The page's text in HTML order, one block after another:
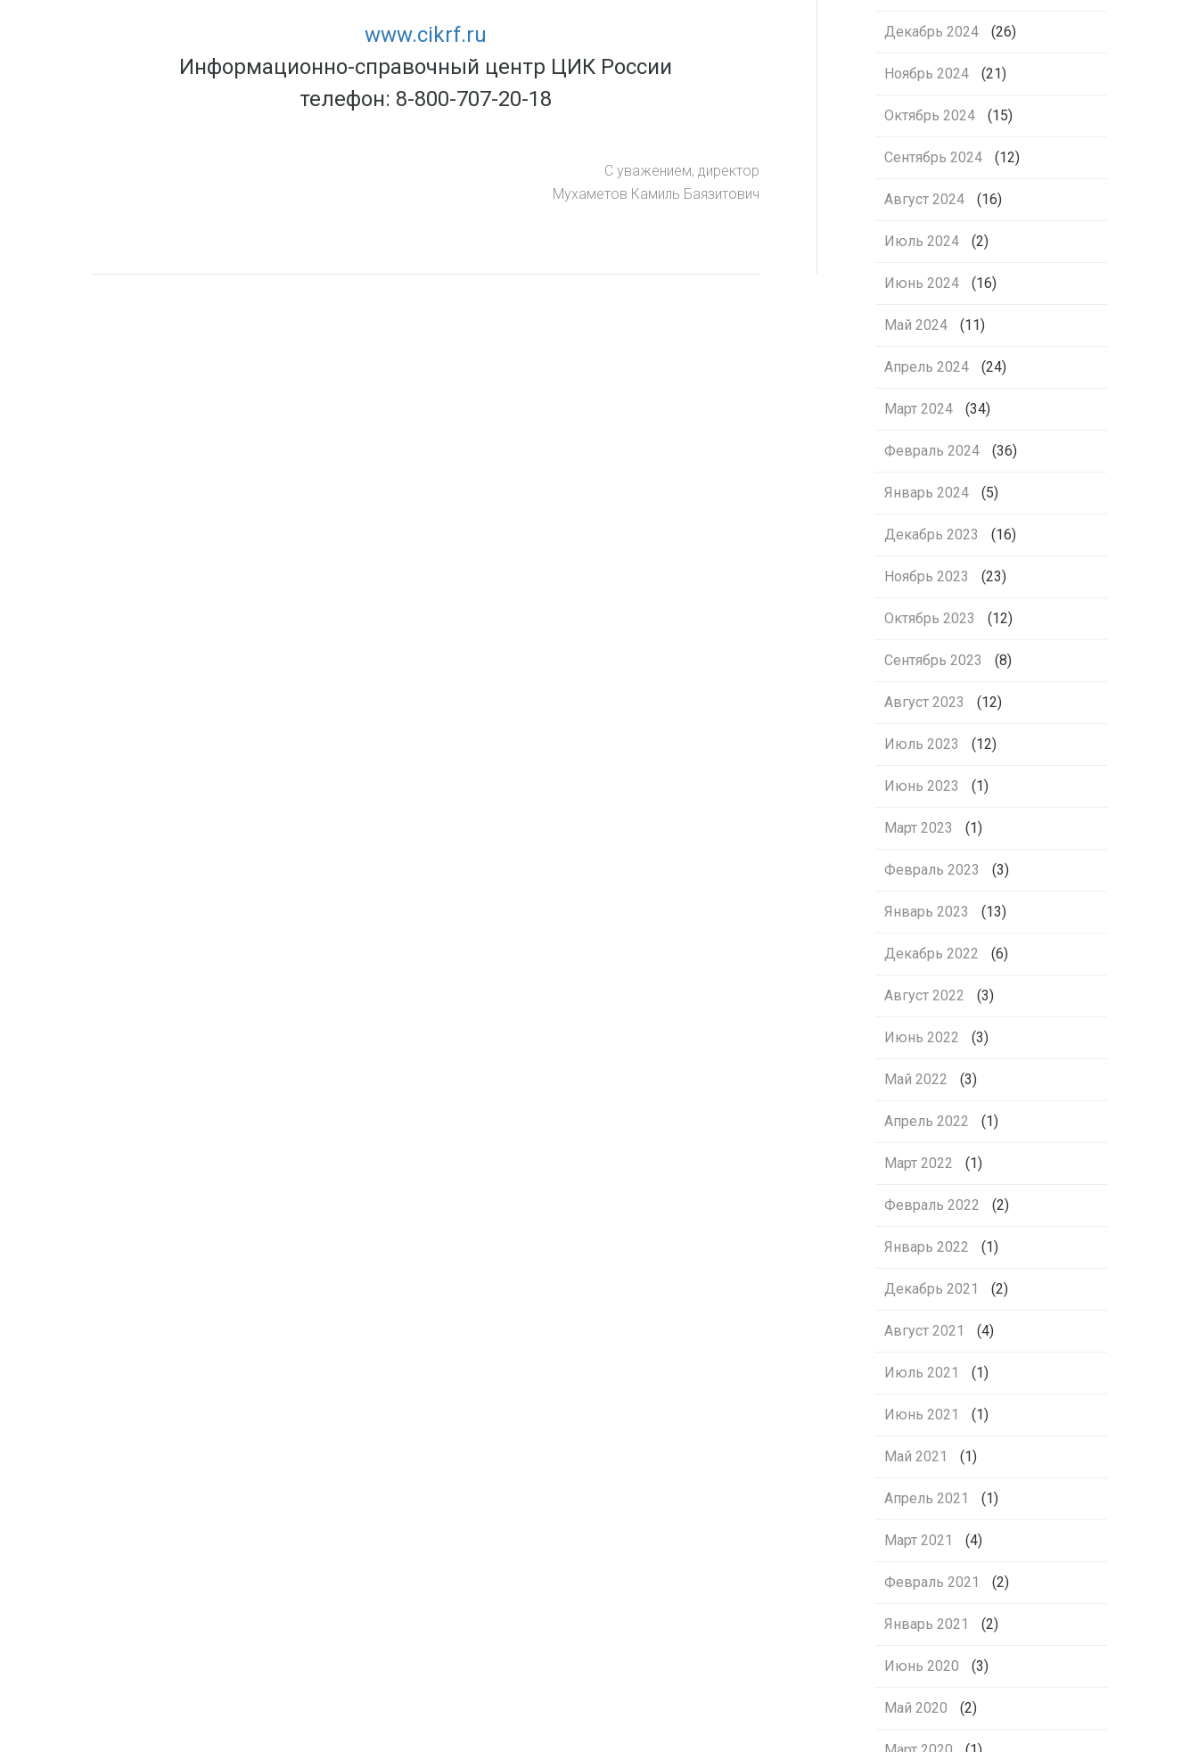
www.cikrf.ru
Информационно-справочный центр ЦИК России
телефон: 8-800-707-20-18
С уважением, директор
Мухаметов Камиль Баязитович
Декабрь 2024 (26)
Ноябрь 2024 (21)
Октябрь 2024 (15)
Сентябрь 2024 (12)
Август 2024 (16)
Июль 2024 (2)
Июнь 2024 (16)
Май 2024 (11)
Апрель 2024 (24)
Март 2024 (34)
Февраль 2024 (36)
Январь 2024 (5)
Декабрь 2023 (16)
Ноябрь 2023 (23)
Октябрь 2023 (12)
Сентябрь 2023 (8)
Август 2023 (12)
Июль 2023 (12)
Июнь 2023 (1)
Март 2023 (1)
Февраль 2023 (3)
Январь 2023 (13)
Декабрь 2022 (6)
Август 2022 (3)
Июнь 2022 (3)
Май 2022 (3)
Апрель 2022 (1)
Март 2022 (1)
Февраль 2022 (2)
Январь 2022 (1)
Декабрь 2021 (2)
Август 2021 (4)
Июль 2021 (1)
Июнь 2021 (1)
Май 2021 (1)
Апрель 2021 (1)
Март 2021 (4)
Февраль 2021 (2)
Январь 2021 (2)
Июнь 2020 (3)
Май 2020 (2)